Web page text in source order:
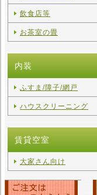
飲食店等
お茶室の畳
内装
ふすま/障子/網戸
ハウスクリーニング
賃貸空室
大家さん向け